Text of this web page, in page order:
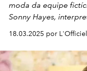
moda da equipe
Sonny Hayes,
Pierce, interpretado
família Tommy. Veja
18.03.2025 por